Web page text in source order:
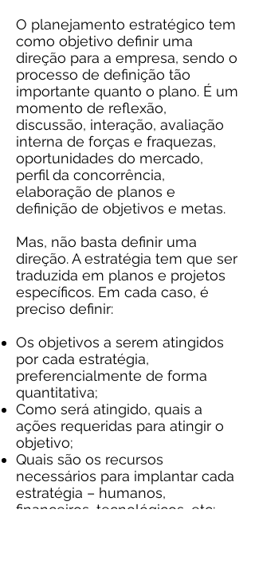
O planejamento estratégico tem
como objetivo definir uma
direção para a empresa, sendo o
processo de definição tão
importante quanto o plano. É um
momento de reflexão,
discussão, interação, avaliação
interna de forças e fraquezas,
oportunidades do mercado,
perfil da concorrência,
elaboração de planos e
definição de objetivos e metas.
Mas, não basta definir uma
direção. A estratégia tem que ser
traduzida em planos e projetos
específicos. Em cada caso, é
preciso definir:
Os objetivos a serem atingidos
por cada estratégia,
preferencialmente de forma
quantitativa;
Como será atingido, quais a
ações requeridas para atingir o
objetivo;
Quais são os recursos
necessários para implantar cada
estratégia – humanos,
financeiros, tecnológicos, etc;